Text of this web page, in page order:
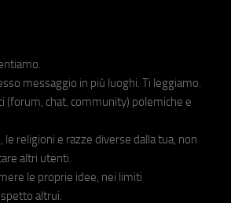
messaggio in più luoghi. Ti leggiamo.
(forum, chat, community) polemiche e
le religioni e razze diverse dalla tua, non
altri utenti.
le proprie idee, nei limiti
altrui.